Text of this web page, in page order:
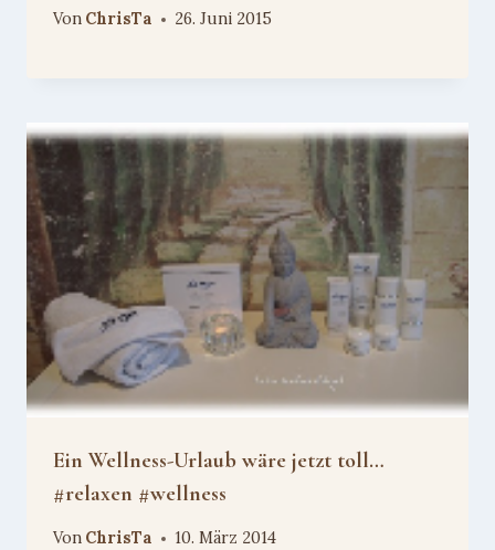
Von ChrisTa 26. Juni 2015
Ein Wellness-Urlaub wäre jetzt toll…
#relaxen #wellness
Von ChrisTa 10. März 2014